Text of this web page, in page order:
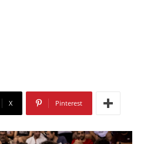
X Pinterest